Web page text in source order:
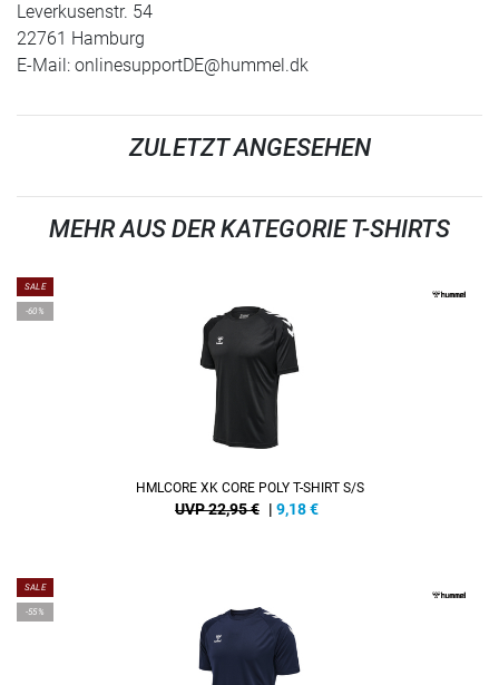
Leverkusenstr. 54
22761 Hamburg
E-Mail: onlinesupportDE@hummel.dk
ZULETZT ANGESEHEN
MEHR AUS DER KATEGORIE T-SHIRTS
SALE
-60%
HMLCORE XK CORE POLY T-SHIRT S/S
UVP 22,95 € | 9,18€
SALE
-55%